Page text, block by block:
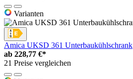
Varianten
Amica UKSD 361 Unterbaukühlschrank
ab 228,77 €*
21 Preise vergleichen